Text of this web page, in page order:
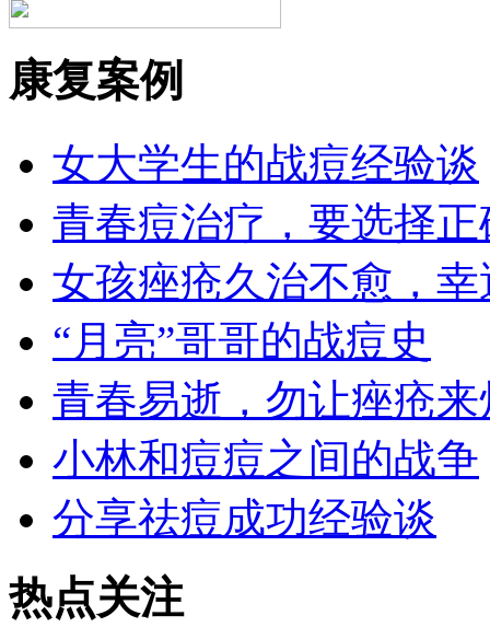
康复案例
女大学生的战痘经验谈
青春痘治疗，要选择
女孩痤疮久治不愈，
“月亮”哥哥的战痘史
青春易逝，勿让痤疮来
小林和痘痘之间的战争
分享祛痘成功经验谈
热点关注